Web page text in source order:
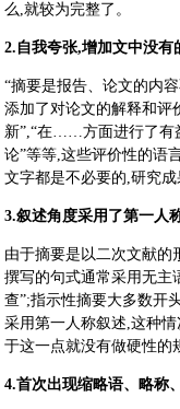
么,就较为完整了。
2.自我夸张,增加文中没有
“摘要是报告、论文的内
添加了对论文的解释和
新”,“在……方面进行了有
论”等等,这些评价性的语
文字都是不必要的,研究成
3.叙述角度采用了第一人
由于摘要是以二次文献的
撰写的句式通常采用无
查”;指示性摘要大多数
采用第一人称叙述,这种
于这一点就没有做硬性的
4.首次出现缩略语、略称